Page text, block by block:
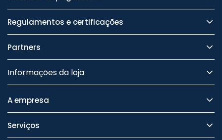
Regulamentos e certificações
Partners
Informações da loja
A empresa
Serviços